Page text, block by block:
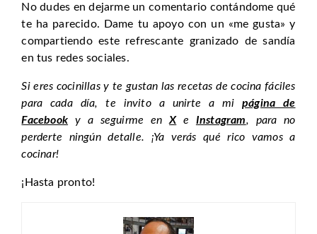
No dudes en dejarme un comentario contándome qué
te ha parecido. Dame tu apoyo con un «me gusta» y
compartiendo este refrescante granizado de sandía
en tus redes sociales.
Si eres cocinillas y te gustan las recetas de cocina fáciles
para cada día, te invito a unirte a mipágina de
Facebook y a seguirme enXe Instagram, para no
perderte ningún detalle. ¡Ya verás qué rico vamos a
cocinar!
¡Hasta pronto!